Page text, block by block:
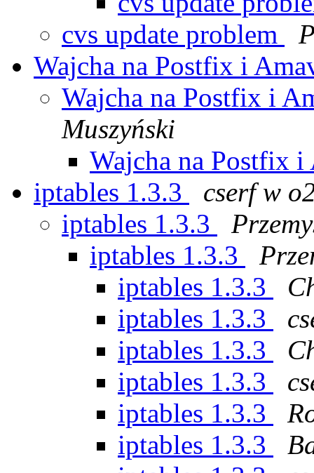
cvs update problem
Wajcha na Postfix i
Wajcha na Postfix i
Muszyński
Wajcha na Postfix
iptables 1.3.3
cserf w
iptables 1.3.3
iptables 1.3.3
iptables 1.3.3
iptables 1.3.3
iptables 1.3.3
iptables 1.3.3
iptables 1.3.3
iptables 1.3.3